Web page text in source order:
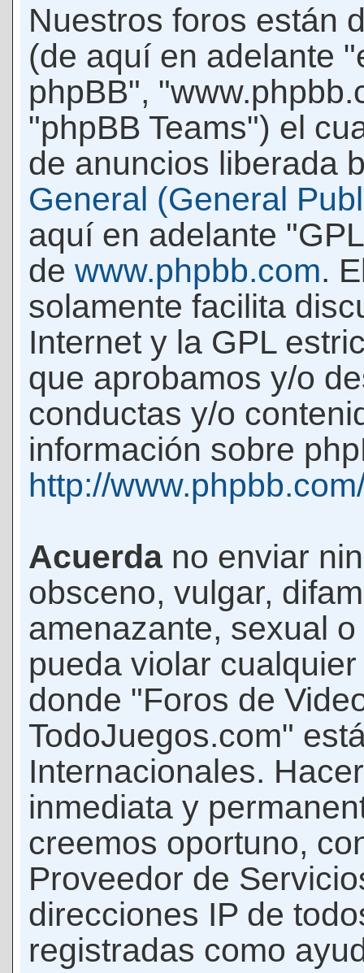
Nuestros foros están
(de aquí en adelante
phpBB",
"phpBB Teams") el
de anuncios liberada
General (General
aquí en adelante
de www.phpbb.com.
solamente facilita
Internet y la GPL
que aprobamos y/o
conductas y/o
información sobre
http://
Acuerda no enviar
obsceno, vulgar,
amenazante, sexual
pueda violar
donde "Foros de
TodoJuegos.com"
Internacionales.
inmediata y
creemos oportuno,
Proveedor de
direcciones IP de
registradas como